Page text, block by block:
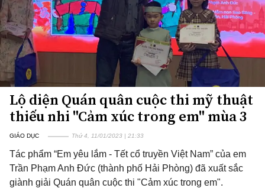
Lộ diện Quán quân cuộc thi mỹ thuật
thiếu nhi "Cảm xúc trong em" mùa 3
GIÁO DỤC Thứ 4, 11/01/2023 | 21:33
Tác phẩm “Em yêu lắm - Tết cổ truyền Việt Nam” của em
Trần Phạm Anh Đức (thành phố Hải Phòng) đã xuất sắc
giành giải Quán quân cuộc thi "Cảm xúc trong em".